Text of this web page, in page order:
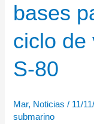
programa
110
con
bases
ciclo de
S-80
Mar, Noticias / 11/
submarino